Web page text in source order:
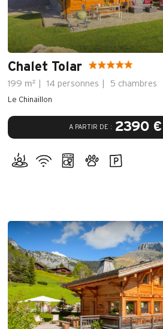
Chalet Tolar
199 m² 14 personnes 5 chambres
A PARTIR DE : 2390 €
Le Chinaillon